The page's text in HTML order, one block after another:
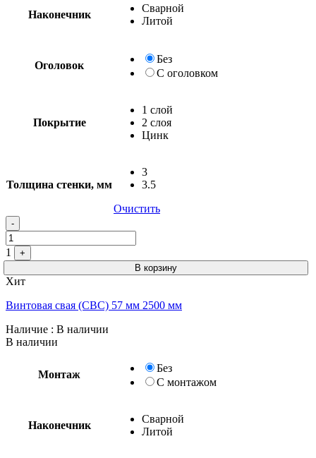
Наконечник
Сварной
Литой
Оголовок
Без
С оголовком
Покрытие
1 слой
2 слоя
Цинк
Толщина стенки, мм
3
3.5
Очистить
Quantity
-
1
+
В корзину
Хит
Винтовая свая (СВС) 57 мм 2500 мм
Наличие : В наличии
В наличии
Монтаж
Без
С монтажом
Наконечник
Сварной
Литой